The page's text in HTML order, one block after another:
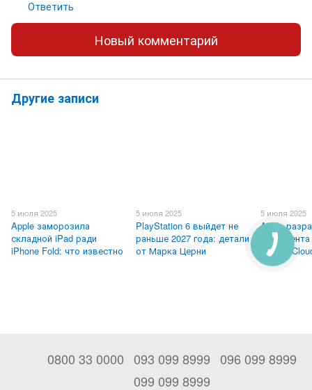
Ответить
Новый комментарий
Другие записи
5 июля 2025
Apple заморозила
складной iPad ради
iPhone Fold: что известно
5 июля 2025
PlayStation 6 выйдет не
раньше 2027 года: детали
от Марка Церни
5 июля 2025
Apple
Google
0800 33 0000 093 099 8999 096 099 8999
099 099 8999